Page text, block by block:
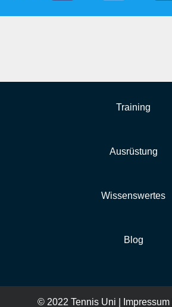
Training
Ausrüstung
Wissenswertes
Blog
© 2022 Tennis Uni | Impressum|